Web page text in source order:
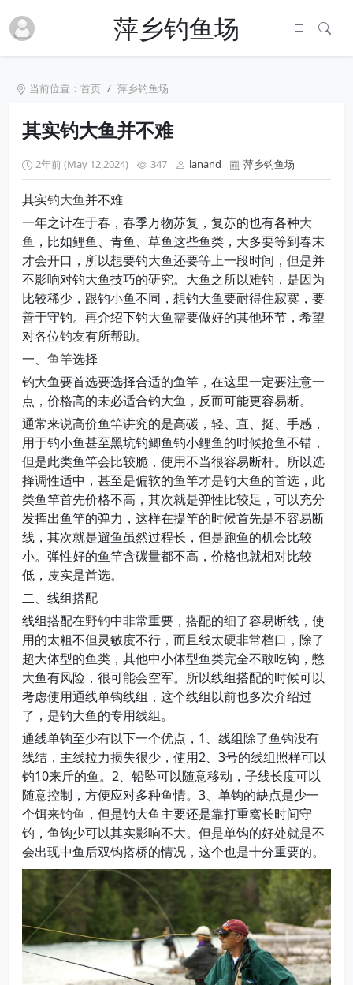
萍乡钓鱼场
当前位置： 首页 萍乡钓鱼场
其实钓大鱼并不难
2年前 (May 12,2024) 347 lanand 萍乡钓鱼场
其实钓大鱼并不难
一年之计在于春，春季万物苏复，复苏的也有各种大
鱼 ，比如鲤鱼、青鱼、草鱼这些鱼类，大多要等到春末
才会开口，所以想要钓大鱼还要等上一段时间，但是并
不影响对钓大鱼技巧的研究。大鱼之所以难钓，是因为
比较稀少，跟钓小鱼不同，想钓大鱼要耐得住寂寞，要
善于守钓。再介绍下钓大鱼需要做好的其他环节，希望
对各位钓友有所帮助。
一、 鱼竿选择
钓大鱼要首选要选择合适的鱼竿，在这里一定要注意一
点，价格高的未必适合钓大鱼，反而可能更容易断。
通常来说高价鱼竿讲究的是高碳，轻、直、挺、手感，
用于钓小鱼甚至黑坑钓鲫鱼钓小鲤鱼的时候抢鱼不错，
但是此类鱼竿会比较脆，使用不当很容易断杆。所以选
择调性适中，甚至是偏软的鱼竿才是钓大鱼的首选，此
类鱼竿首先价格不高，其次就是弹性比较足，可以充分
发挥出鱼竿的弹力，这样在提竿的时候首先是不容易断
线，其次就是遛鱼虽然过程长，但是跑鱼的机会比较
小。弹性好的鱼竿含碳量都不高，价格也就相对比较
低，皮实是首选。
二、线组搭配
线组搭配在野钓中非常重要，搭配的细了容易断线，使
用的太粗不但灵敏度不行，而且线太硬非常档口，除了
超大体型的鱼类，其他中小体型鱼类完全不敢吃钩，憋
大鱼有风险，很可能会空军。所以线组搭配的时候可以
考虑使用通线单钩线组，这个线组以前也多次介绍过
了，是钓大鱼的专用线组。
通线单钩至少有以下一个优点，1、线组除了鱼钩没有
线结，主线拉力损失很少，使用2、3号的线组照样可以
钓10来斤的鱼。2、铅坠可以随意移动，子线长度可以
随意控制，方便应对多种鱼情。3、单钩的缺点是少一
个饵来钓鱼 ，但是钓大鱼主要还是靠打重窝长时间守
钓，鱼钩少可以其实影响不大。但是单钩的好处就是不
会出现中鱼后双钩搭桥的情况，这个也是十分重要的。